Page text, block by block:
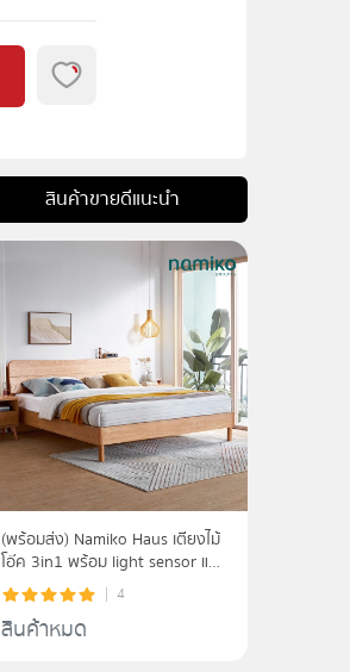
สินค้าขายดีแนะนำ
(พร้อมส่ง) Namiko Haus เตียงไม้
โอ๊ค 3in1 พร้อม light sensor และ
usb charger ขนาด 5-6 ฟุต รุ่น
LS02ZHJU1A
4
สินค้าหมด